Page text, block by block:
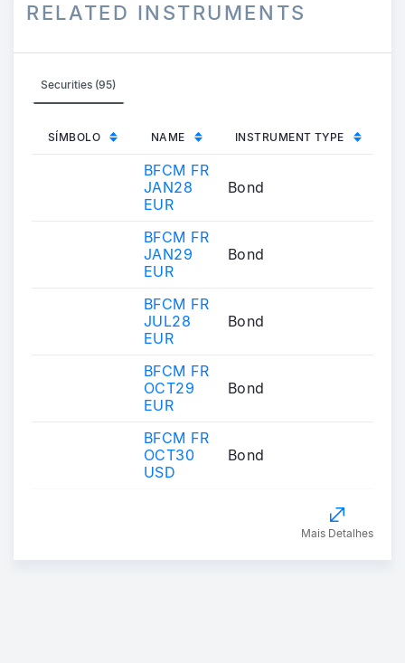
RELATED INSTRUMENTS
Securities (95)
SÍMBOLO NAME INSTRUMENT TYPE
BFCM FR
JAN28
EUR
Bond
BFCM FR
JAN29
EUR
Bond
BFCM FR
JUL28
EUR
Bond
BFCM FR
OCT29
EUR
Bond
BFCM FR
OCT30
USD
Bond
Mais Detalhes